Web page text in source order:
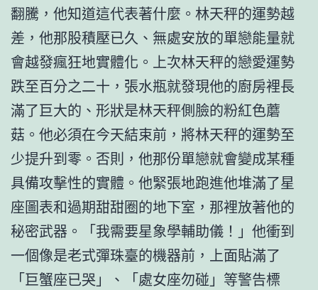
翻騰，他知道這代表著什麼。林天秤的運勢越
差，他那股積壓已久、無處安放的單戀能量就
會越發瘋狂地實體化。上次林天秤的戀愛運勢
跌至百分之二十，張水瓶就發現他的廚房裡長
滿了巨大的、形狀是林天秤側臉的粉紅色蘑
菇。他必須在今天結束前，將林天秤的運勢至
少提升到零。否則，他那份單戀就會變成某種
具備攻擊性的實體。他緊張地跑進他堆滿了星
座圖表和過期甜甜圈的地下室，那裡放著他的
秘密武器。「我需要星象學輔助儀！」他衝到
一個像是老式彈珠臺的機器前，上面貼滿了
「巨蟹座已哭」、「處女座勿碰」等警告標